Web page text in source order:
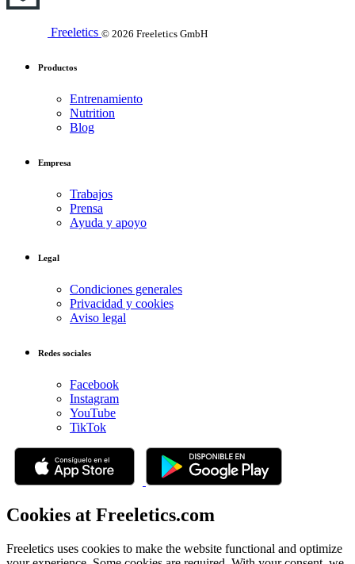
Freeletics © 2026 Freeletics GmbH
Productos
Entrenamiento
Nutrition
Blog
Empresa
Trabajos
Prensa
Ayuda y apoyo
Legal
Condiciones generales
Privacidad y cookies
Aviso legal
Redes sociales
Facebook
Instagram
YouTube
TikTok
Cookies at Freeletics.com
Freeletics uses cookies to make the website functional and optimize